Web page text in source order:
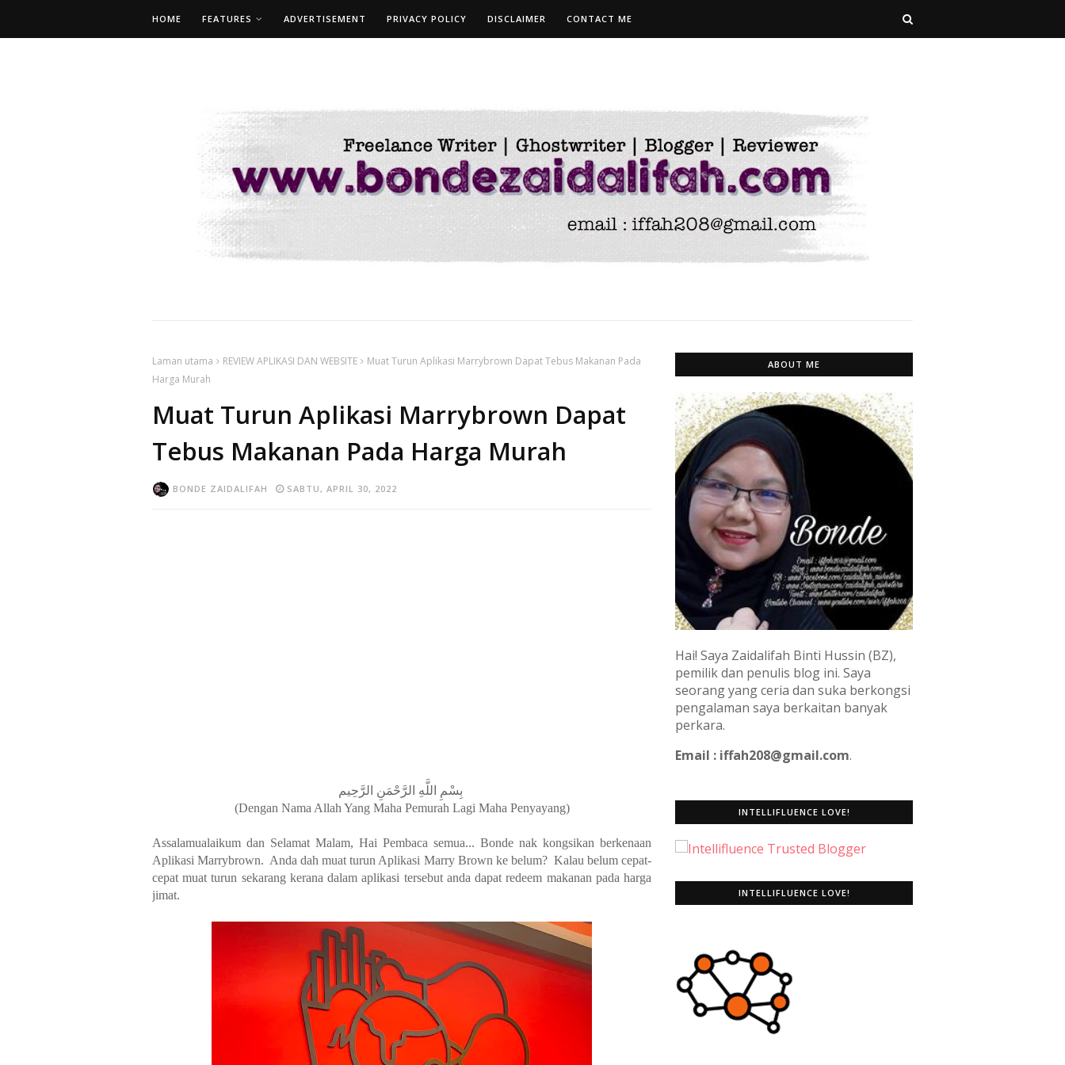
HOME FEATURES ADVERTISEMENT PRIVACY POLICY DISCLAIMER CONTACT ME
Laman utama REVIEW APLIKASI DAN WEBSITE
Muat Turun Aplikasi Marrybrown Dapat Tebus Makanan Pada
Harga Murah
Muat Turun Aplikasi Marrybrown Dapat
Tebus Makanan Pada Harga Murah
BONDE ZAIDALIFAH SABTU, APRIL 30, 2022
(Dengan Nama Allah Yang Maha Pemurah Lagi Maha Penyayang)
Assalamualaikum dan Selamat Malam, Hai Pembaca semua... Bonde nak kongsikan berkenaan
Aplikasi Marrybrown. Anda dah muat turun Aplikasi Marry Brown ke belum? Kalau belum cepat-
cepat muat turun sekarang kerana dalam aplikasi tersebut anda dapat redeem makanan pada harga
jimat.
ABOUT ME
Hai! Saya Zaidalifah Binti Hussin (BZ),
pemilik dan penulis blog ini. Saya
seorang yang ceria dan suka berkongsi
pengalaman saya berkaitan banyak
perkara.
Email : iffah208@gmail.com.
INTELLIFLUENCE LOVE!
INTELLIFLUENCE LOVE!